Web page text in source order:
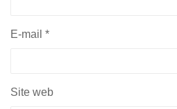
E-mail *
Site web